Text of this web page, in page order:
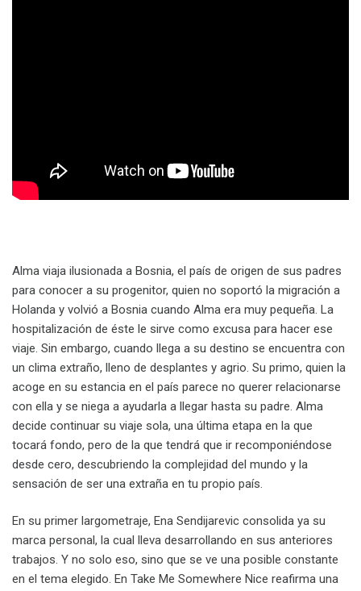
Alma viaja ilusionada a Bosnia, el país de origen de sus padres
para conocer a su progenitor, quien no soportó la migración a
Holanda y volvió a Bosnia cuando Alma era muy pequeña. La
hospitalización de éste le sirve como excusa para hacer ese
viaje. Sin embargo, cuando llega a su destino se encuentra con
un clima extraño, lleno de desplantes y agrio. Su primo, quien la
acoge en su estancia en el país parece no querer relacionarse
con ella y se niega a ayudarla a llegar hasta su padre. Alma
decide continuar su viaje sola, una última etapa en la que
tocará fondo, pero de la que tendrá que ir recomponiéndose
desde cero, descubriendo la complejidad del mundo y la
sensación de ser una extraña en tu propio país.
En su primer largometraje, Ena Sendijarevic consolida ya su
marca personal, la cual lleva desarrollando en sus anteriores
trabajos. Y no solo eso, sino que se ve una posible constante
en el tema elegido. En Take Me Somewhere Nice reafirma una